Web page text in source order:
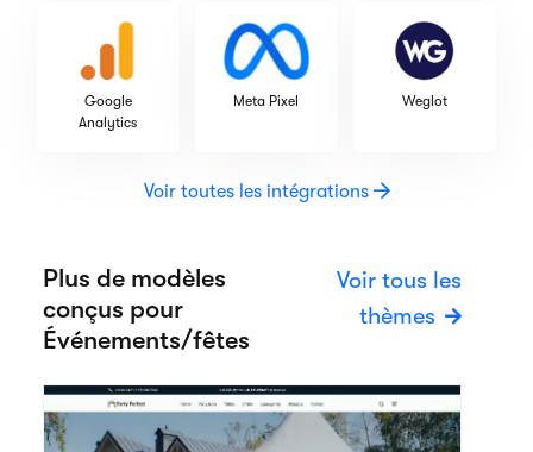
Google
Analytics
Meta Pixel Weglot
Voir toutes les intégrations
Plus de modèles
conçus pour
Événements/fêtes
Voir tous les
thèmes